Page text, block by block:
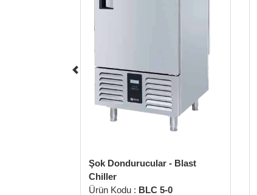
Şok Dondurucular - Blast
Chiller
Ürün Kodu : BLC 5-0